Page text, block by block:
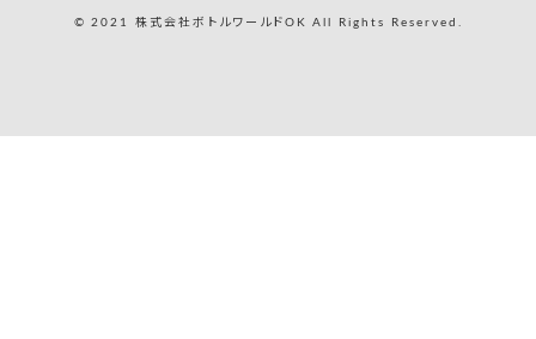
© 2021 株式会社ボトルワールドOK All Rights Reserved.